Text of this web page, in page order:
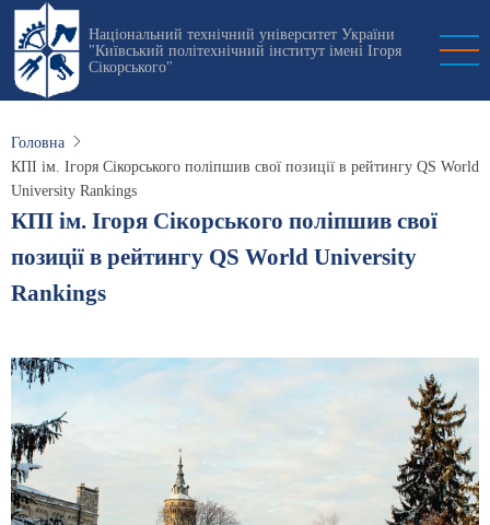
Перейти
основного
вмісту
Національний технічний університет України
"Київський політехнічний інститут імені Ігоря
Сікорського"
Головна
КПІ ім. Ігоря Сікорського поліпшив свої позиції в рейтингу QS World
University Rankings
КПІ ім. Ігоря Сікорського поліпшив свої
позиції в рейтингу QS World University
Rankings